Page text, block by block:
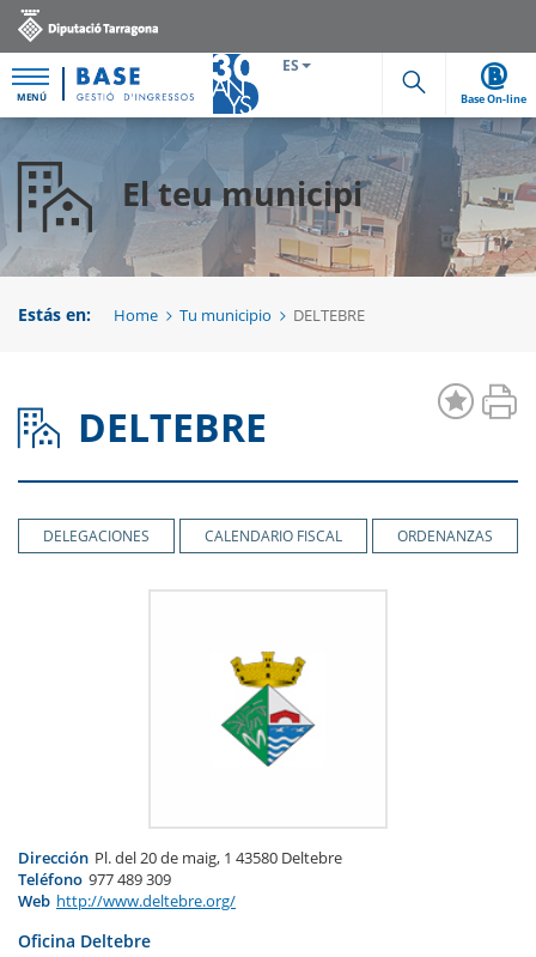
MENÚ
ES
Cerca
Base On-line
El teu municipi
Estás en: Home Tu municipio DELTEBRE
DELTEBRE
DELEGACIONES CALENDARIO FISCAL ORDENANZAS
Dirección Pl. del 20 de maig, 1 43580 Deltebre
Teléfono 977 489 309
Web http://www.deltebre.org/
Oficina Deltebre